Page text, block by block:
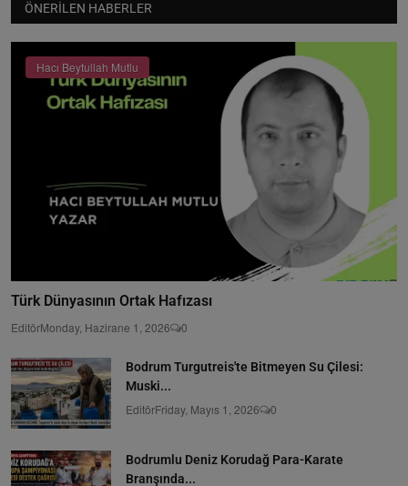
ÖNERILEN HABERLER
Hacı Beytullah Mutlu
Türk Dünyasının Ortak Hafızası
EditörMonday, Hazirane 1, 2026 0
Bodrum Turgutreis'te Bitmeyen Su Çilesi:
Muski...
EditörFriday, Mayıs 1, 2026 0
Bodrumlu Deniz Korudağ Para-Karate
Branşında...